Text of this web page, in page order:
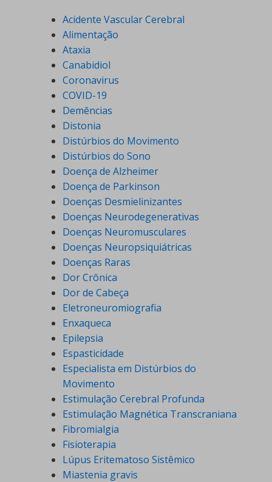
Acidente Vascular Cerebral
Alimentação
Ataxia
Canabidiol
Coronavirus
COVID-19
Demências
Distonia
Distúrbios do Movimento
Distúrbios do Sono
Doença de Alzheimer
Doença de Parkinson
Doenças Desmielinizantes
Doenças Neurodegenerativas
Doenças Neuromusculares
Doenças Neuropsiquiátricas
Doenças Raras
Dor Crônica
Dor de Cabeça
Eletroneuromiografia
Enxaqueca
Epilepsia
Espasticidade
Especialista em Distúrbios do
Movimento
Estimulação Cerebral Profunda
Estimulação Magnética Transcraniana
Fibromialgia
Fisioterapia
Lúpus Eritematoso Sistêmico
Miastenia gravis